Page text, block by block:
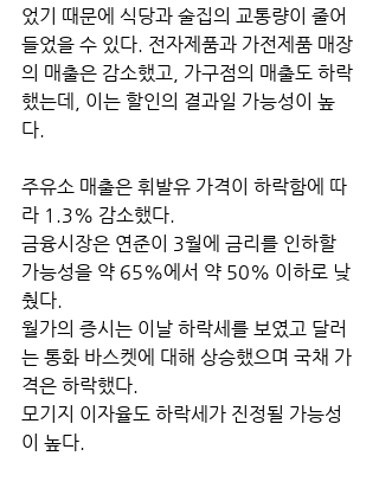
었기 때문에 식당과 술집의 교통량이 줄어
들었을 수 있다. 전자제품과 가전제품 매장
의 매출은 감소했고, 가구점의 매출도 하락
했는데, 이는 할인의 결과일 가능성이 높
다.
주유소 매출은 휘발유 가격이 하락함에 따
라 1.3% 감소했다.
금융시장은 연준이 3월에 금리를 인하할
가능성을 약 65%에서 약 50% 이하로 낮
췄다.
월가의 증시는 이날 하락세를 보였고 달러
는 통화 바스켓에 대해 상승했으며 국채 가
격은 하락했다.
모기지 이자율도 하락세가 진정될 가능성
이 높다.